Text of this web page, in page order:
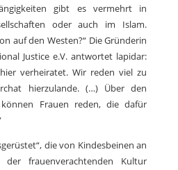
gibt es vermehrt in
oder auch im Islam.
auf den Westen?“ Die Gründerin
Justice e.V. antwortet lapidar:
verheiratet. Wir reden viel zu
hierzulande. (…) Über den
Frauen reden, die dafür
die von Kindesbeinen an
frauenverachtenden Kultur